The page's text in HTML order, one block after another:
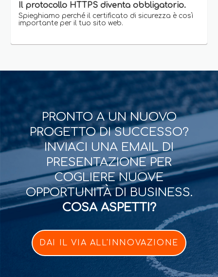
Il protocollo HTTPS diventa obbligatorio.
Spieghiamo perché il certificato di sicurezza è così
importante per il tuo sito web.
PRONTO A UN NUOVO
PROGETTO DI SUCCESSO?
INVIACI UNA EMAIL DI
PRESENTAZIONE PER
COGLIERE NUOVE
OPPORTUNITÀ DI BUSINESS.
COSA ASPETTI?
DAI IL VIA ALL'INNOVAZIONE